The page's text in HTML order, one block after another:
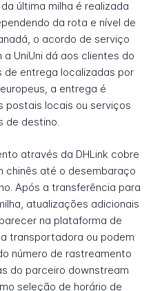
última milha é realizada
da rota e nível de
o acordo de serviço
UniUni dá aos clientes do
de entrega localizadas por
a entrega é
postais locais ou serviços
de destino.
através da DHLink cobre
chinês até o desembaraço
Após a transferência para
atualizações adicionais
na plataforma de
transportadora ou podem
número de rastreamento
do parceiro downstream
seleção de horário de